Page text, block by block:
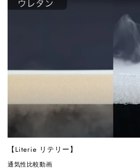
【Literie リテリー】
通気性比較動画